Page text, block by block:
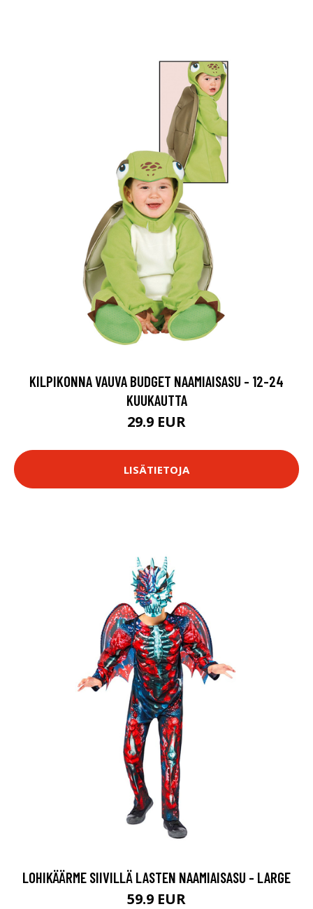
KILPIKONNA VAUVA BUDGET NAAMIAISASU - 12-24
KUUKAUTTA
29.9 EUR
LISÄTIETOJA
LOHIKÄÄRME SIIVILLÄ LASTEN NAAMIAISASU - LARGE
59.9 EUR